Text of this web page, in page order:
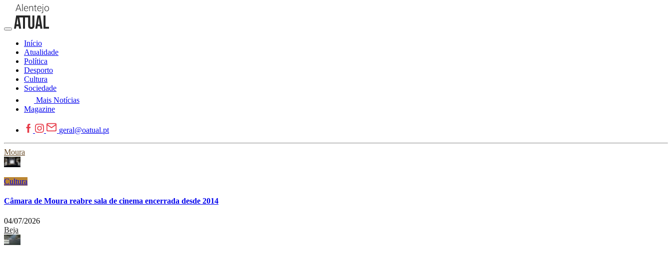
Início
Atualidade
Política
Desporto
Cultura
Sociedade
Mais Notícias
Magazine
geral@oatual.pt
Moura
Cultura
Câmara de Moura reabre sala de cinema encerrada desde 2014
04/07/2026
Beja